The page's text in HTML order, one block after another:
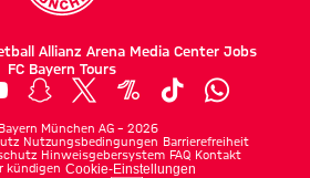
Allianz Arena Media Center Jobs
FC Bayern Tours
München AG – 2026
Nutzungsbedingungen Barrierefreiheit
Hinweisgebersystem FAQ Kontakt
kündigen Cookie-Einstellungen